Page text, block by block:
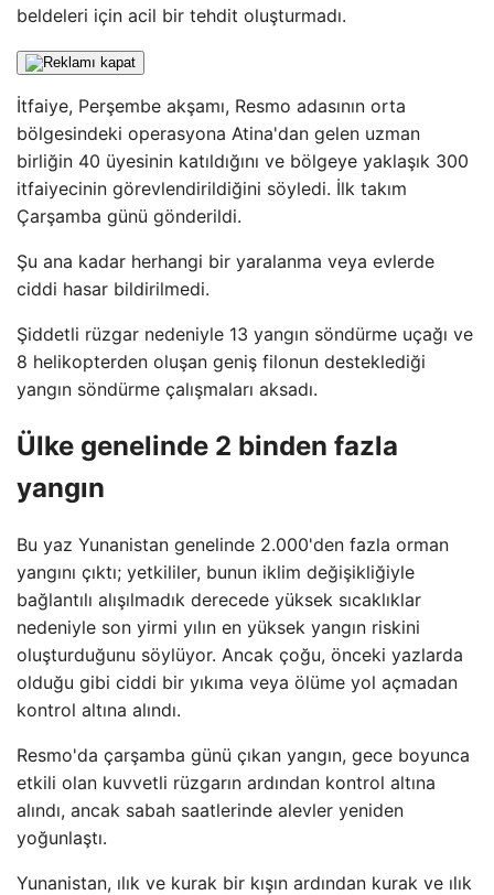
beldeleri için acil bir tehdit oluşturmadı.
İtfaiye, Perşembe akşamı, Resmo adasının orta
bölgesindeki operasyona Atina'dan gelen uzman
birliğin 40 üyesinin katıldığını ve bölgeye yaklaşık 300
itfaiyecinin görevlendirildiğini söyledi. İlk takım
Çarşamba günü gönderildi.
Şu ana kadar herhangi bir yaralanma veya evlerde
ciddi hasar bildirilmedi.
Şiddetli rüzgar nedeniyle 13 yangın söndürme uçağı ve
8 helikopterden oluşan geniş filonun desteklediği
yangın söndürme çalışmaları aksadı.
Ülke genelinde 2 binden fazla
yangın
Bu yaz Yunanistan genelinde 2.000'den fazla orman
yangını çıktı; yetkililer, bunun iklim değişikliğiyle
bağlantılı alışılmadık derecede yüksek sıcaklıklar
nedeniyle son yirmi yılın en yüksek yangın riskini
oluşturduğunu söylüyor. Ancak çoğu, önceki yazlarda
olduğu gibi ciddi bir yıkıma veya ölüme yol açmadan
kontrol altına alındı.
Resmo'da çarşamba günü çıkan yangın, gece boyunca
etkili olan kuvvetli rüzgarın ardından kontrol altına
alındı, ancak sabah saatlerinde alevler yeniden
yoğunlaştı.
Yunanistan, ılık ve kurak bir kışın ardından kurak ve ılık